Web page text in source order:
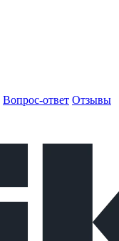
Вопрос-ответ Отзывы